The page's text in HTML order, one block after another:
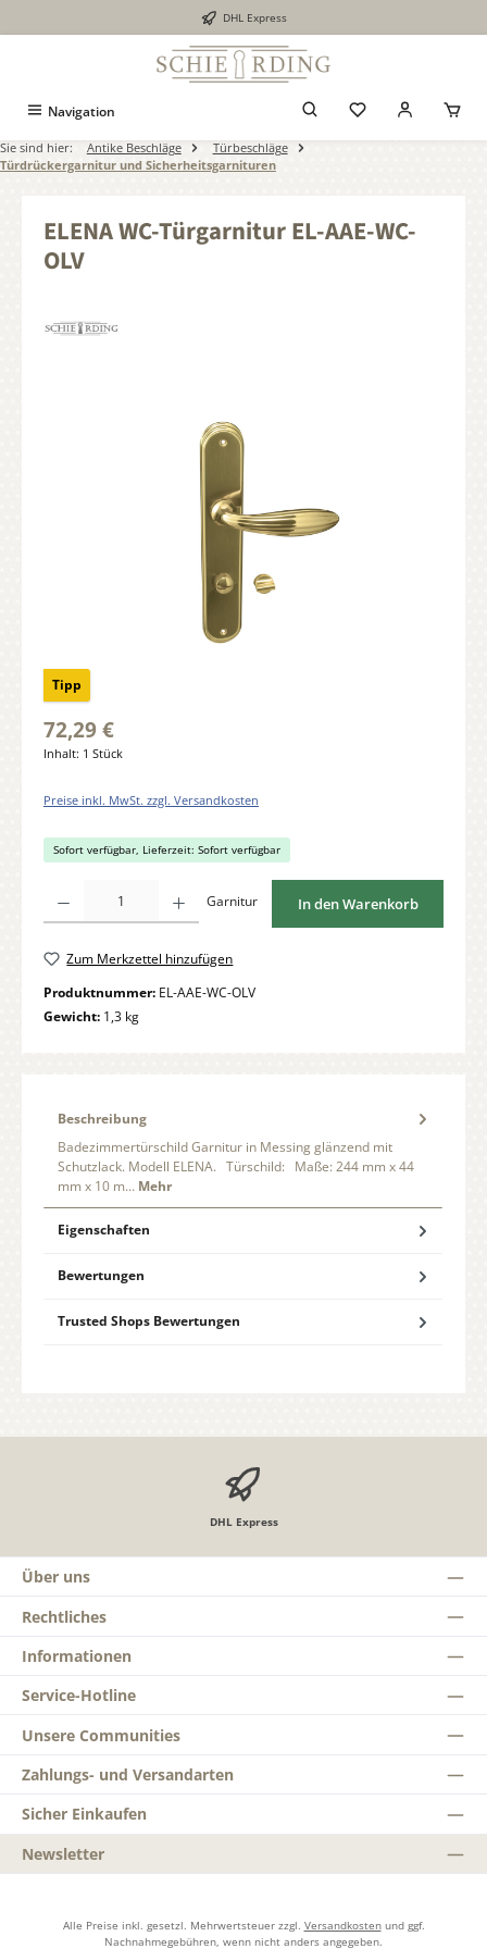
DHL Express
Navigation
Sie sind hier: Antike Beschläge
Türbeschläge
Türdrückergarnitur und Sicherheitsgarnituren
ELENA WC-Türgarnitur EL-AAE-WC-
OLV
Tipp
72,29 €
Inhalt: 1 Stück
Preise inkl. MwSt. zzgl. Versandkosten
Sofort verfügbar, Lieferzeit: Sofort verfügbar
Garnitur In den Warenkorb
Zum Merkzettel hinzufügen
Produktnummer: EL-AAE-WC-OLV
Gewicht: 1,3 kg
Beschreibung
Badezimmertürschild Garnitur in Messing glänzend mit
Schutzlack. Modell ELENA. Türschild: Maße: 244 mm x 44
mm x 10 m… Mehr
Eigenschaften
Bewertungen
Trusted Shops Bewertungen
DHL Express
Über uns
Rechtliches
Informationen
Service-Hotline
Unsere Communities
Zahlungs- und Versandarten
Sicher Einkaufen
Newsletter
Alle Preise inkl. gesetzl. Mehrwertsteuer zzgl. Versandkostenund ggf.
Nachnahmegebühren, wenn nicht anders angegeben.